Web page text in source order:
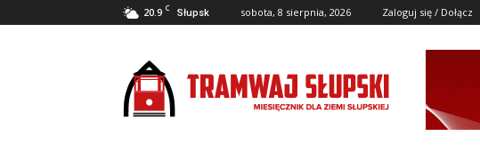
20.9 C Słupsk sobota, 8 sierpnia, 2026 Zaloguj się / Dołącz
Tramwaj
Słupski